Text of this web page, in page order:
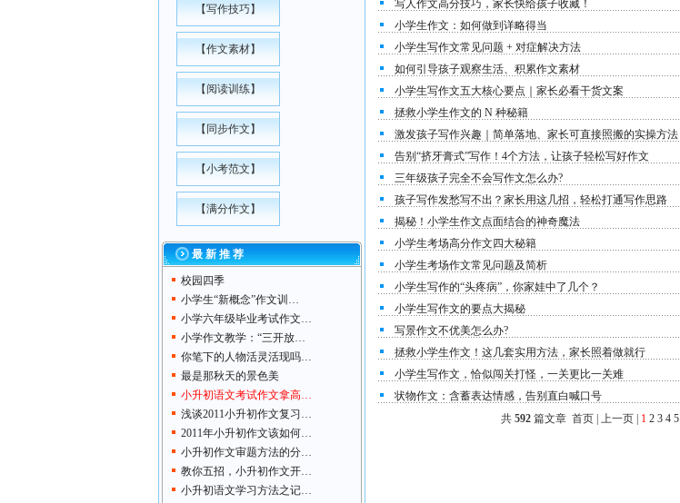
【写作技巧】
【作文素材】
【 阅读训练】
【 同步作文 】
【小考范文 】
【满分作文 】
最 新 推 荐
校园四季
小学生“新概念”作文训…
小学六年级毕业考试作文…
小学作文教学：“三开放…
你笔下的人物活灵活现吗…
最是那秋天的景色美
小升初语文考试作文拿高…
浅谈2011小升初作文复习…
2011年小升初作文该如何…
小升初作文审题方法的分…
教你五招，小升初作文开…
小升初语文学习方法之记…
写人作文高分技巧，家长快给孩子收藏！
小学生作文：如何做到详略得当
小学生写作文常见问题 + 对症解决方法
如何引导孩子观察生活、积累作文素材
小学生写作文五大核心要点｜家长必看干货文案
拯救小学生作文的 N 种秘籍
激发孩子写作兴趣｜简单落地、家长可直接照搬的实操方法
告别“挤牙膏式”写作！4个方法，让孩子轻松写好作文
三年级孩子完全不会写作文怎么办?
孩子写作发愁写不出？家长用这几招，轻松打通写作思路
揭秘！小学生作文点面结合的神奇魔法
小学生考场高分作文四大秘籍
小学生考场作文常见问题及简析
小学生写作的“头疼病”，你家娃中了几个？
小学生写作文的要点大揭秘
写景作文不优美怎么办?
拯救小学生作文！这几套实用方法，家长照着做就行
小学生写作文，恰似闯关打怪，一关更比一关难
状物作文：含蓄表达情感，告别直白喊口号
共 592篇文章 首页 | 上一页 | 1 2 3 4 5